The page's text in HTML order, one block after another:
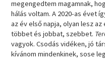
megengedtem magamnak,
hálás voltam. A 2020-as évet
az év első napja, olyan lesz
többet és jobbat, szebbet.
vagyok. Csodás vidéken, jó
kívánom mindenkinek, sose